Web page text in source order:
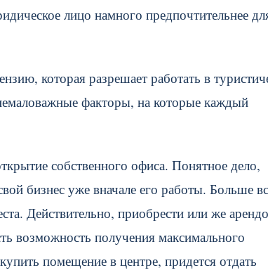
лицо намного предпочтительнее
которая разрешает работать в
факторы, на которые каждый
собственного офиса. Понятное дело,
бизнес уже вначале его работы. Больше
Действительно, приобрести или же
возможность получения максимального
помещение в центре, придется отдать